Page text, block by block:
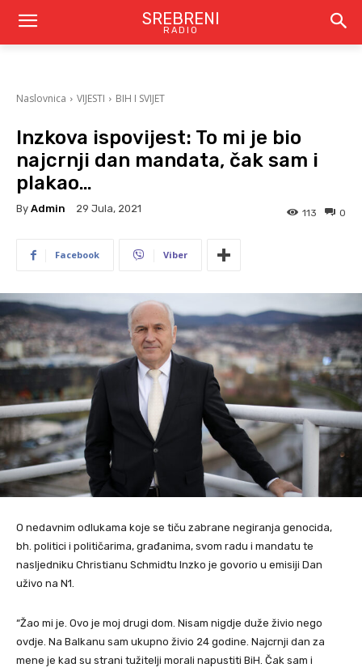
SREBRENI
RADIO
Naslovnica VIJESTI BIH I SVIJET
Inzkova ispovijest: To mi je bio
najcrnji dan mandata, čak sam i
plakao…
By Admin 29 Jula, 2021 0
113
Facebook Viber
O nedavnim odlukama koje se tiču zabrane negiranja genocida,
bh. politici i političarima, građanima, svom radu i mandatu te
nasljedniku Christianu Schmidtu Inzko je govorio u emisiji Dan
uživo na N1.
“Žao mi je. Ovo je moj drugi dom. Nisam nigdje duže živio nego
ovdje. Na Balkanu sam ukupno živio 24 godine. Najcrnji dan za
mene je kad su strani tužitelji morali napustiti BiH. Čak sam i